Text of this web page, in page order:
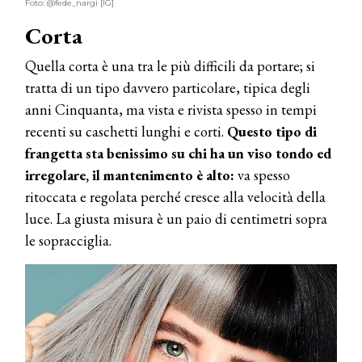
Foto: @fede_nargi [IG]
Corta
Quella corta è una tra le più difficili da portare; si
tratta di un tipo davvero particolare, tipica degli
anni Cinquanta, ma vista e rivista spesso in tempi
recenti su caschetti lunghi e corti. Questo tipo di
frangetta sta benissimo su chi ha un viso tondo ed
irregolare, il mantenimento è alto: va spesso
ritoccata e regolata perché cresce alla velocità della
luce. La giusta misura è un paio di centimetri sopra
le sopracciglia.